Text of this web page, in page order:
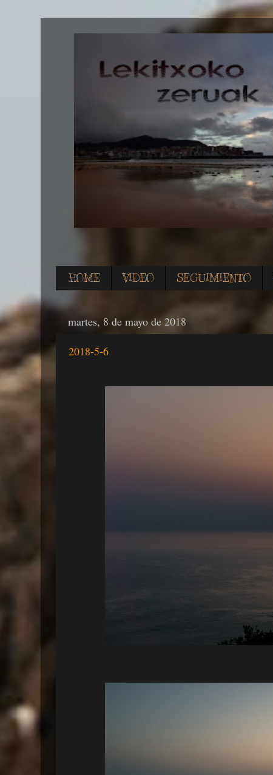
HOME VIDEO SEGUIMIENTO
martes, 8 de mayo de 2018
2018-5-6